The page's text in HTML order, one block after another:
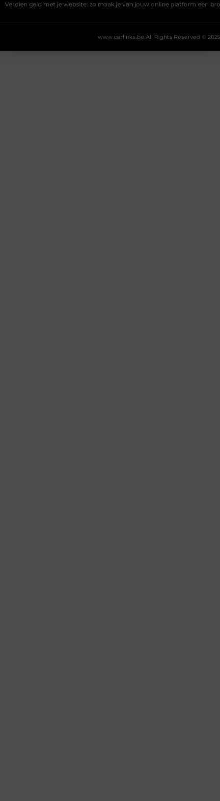
Verdien geld met je website: zo maak je van jouw online platform een
All Rights Reserved © 2025
www.carlinks.be.